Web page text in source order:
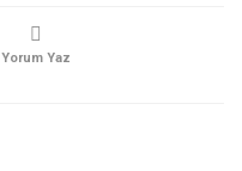
Yorum Yaz